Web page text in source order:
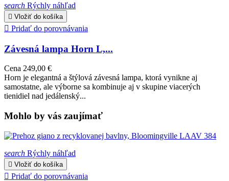
search Rýchly náhľad
 Vložiť do košíka
 Pridať do porovnávania
Závesná lampa Horn L,...
Cena 249,00 €
Horn je elegantná a štýlová závesná lampa, ktorá vynikne aj
samostatne, ale výborne sa kombinuje aj v skupine viacerých
tienidiel nad jedálenský...
Mohlo by vás zaujímať
search Rýchly náhľad
 Vložiť do košíka
 Pridať do porovnávania